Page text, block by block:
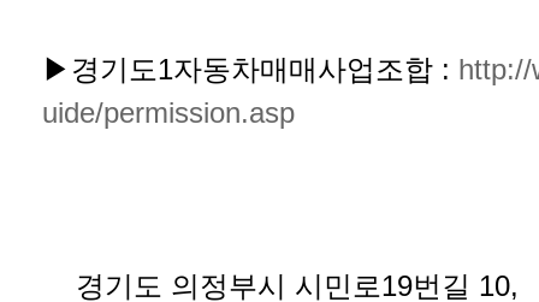
▶경기도1자동차매매사업조합 : http://
uide/permission.asp
경기도 의정부시 시민로19번길 10,